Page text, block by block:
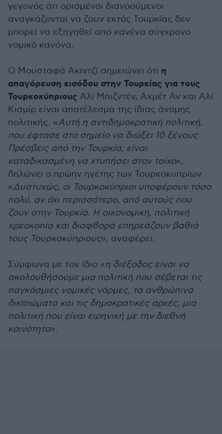
γεγονός ότι ορισμένοι διανοούμενοι
αναγκάζονται να ζουν εκτός Τουρκίας δεν
μπορεί να εξηγηθεί από κανένα σύγχρονο
νομικό κανόνα.
Ο Μουσταφά Ακιντζί σημειώνει ότι η
απαγόρευση εισόδου στην Τουρκίας για τους
Τουρκοκύπριους Αλί Μπιζντέν, Αχμέτ Αν και Αλί
Κισμίρ είναι αποτέλεσμα της ίδιας άνομης
πολιτικής. «Αυτή η αντιδημοκρατική πολιτική,
που έφτασε στο σημείο να διώξει 10 ξένους
Πρέσβεις από την Τουρκία, είναι
καταδικασμένη να χτυπήσει στον τοίχο»,
δηλώνει ο πρώην ηγέτης των Τουρκοκυπρίων.
«Δυστυχώς, οι Τουρκοκύπριοι υποφέρουν τόσο
πολύ, αν όχι περισσότερο, από αυτούς που
ζουν στην Τουρκία. Η οικονομική, πολιτική
χρεοκοπία και διαφθορά επηρεάζουν βαθιά
τους Τουρκοκύπριους», αναφέρει.
Σύμφωνα με τον ίδιο «η διέξοδος είναι να
ακολουθήσουμε μια πολιτική που σέβεται τις
παγκόσμιες νομικές νόρμες, τα ανθρώπινα
δικαιώματα και τις δημοκρατικές αρχές, μια
πολιτική που είναι ειρηνική με την διεθνή
κοινότητα».